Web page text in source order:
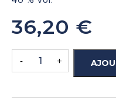
36,20 €
- +